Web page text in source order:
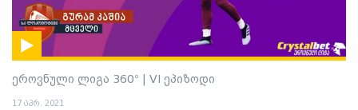
ეროვნული ლიგა 360° | VI ეპიზოდი
17 აპრ. 2021